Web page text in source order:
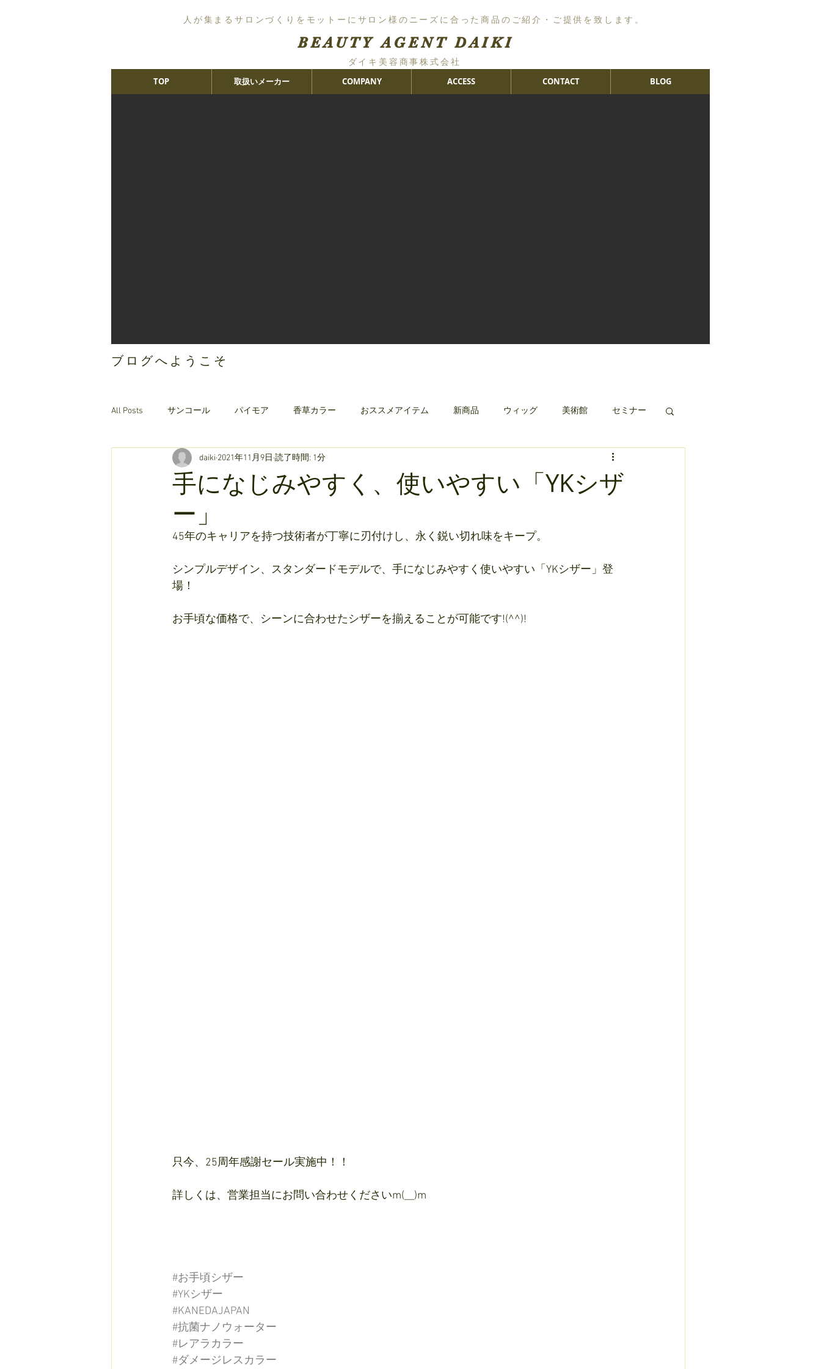
人が集まるサロンづくりをモットーにサロン様のニーズに合った商品のご紹介・ご提供を致します。
BEAUTY AGENT DAIKI
TOP 取扱いメーカー COMPANY ACCESS CONTACT BLOG
ダイキ美容商事株式会社
ブログへようこそ
All Posts サンコール パイモア 香草カラー おススメアイテム 新商品 ウィッグ 美術館 セミナー
オリジナルヘアケア クリレージュ
手になじみやすく、使いやすい「YKシザ
ー」
daiki 2021年11月9日 読了時間: 1分
45年のキャリアを持つ技術者が丁寧に刃付けし、永く鋭い切れ味をキープ。
シンプルデザイン、スタンダードモデルで、手になじみやすく使いやすい「YKシザー」登
場！
お手頃な価格で、シーンに合わせたシザーを揃えることが可能です!(^^)!
只今、25周年感謝セール実施中！！
詳しくは、営業担当にお問い合わせくださいm(__)m
#お手頃シザー
#YKシザー
#KANEDAJAPAN
#抗菌ナノウォーター
#レアラカラー
#ダメージレスカラー